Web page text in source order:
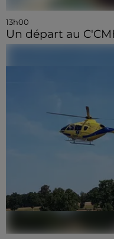
13h00
Un départ au